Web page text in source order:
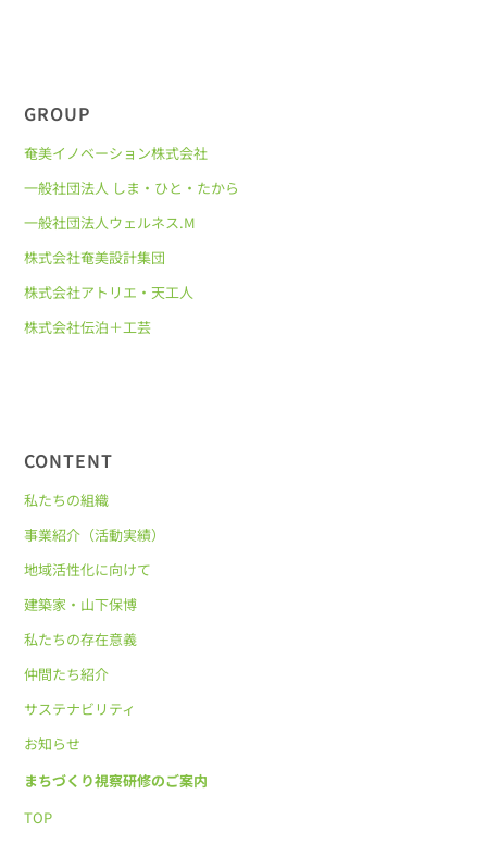
GROUP
奄美イノベーション株式会社
一般社団法人 しま・ひと・たから
一般社団法人ウェルネス.M
株式会社奄美設計集団
株式会社アトリエ・天工人
株式会社伝泊＋工芸
CONTENT
私たちの組織
事業紹介（活動実績）
地域活性化に向けて
建築家・山下保博
私たちの存在意義
仲間たち紹介
サステナビリティ
お知らせ
まちづくり視察研修のご案内
TOP